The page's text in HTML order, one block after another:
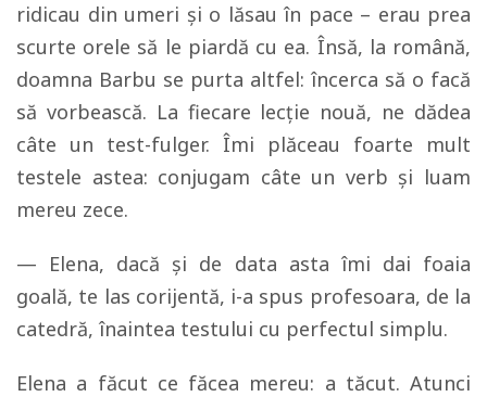
ridicau din umeri şi o lăsau în pace – erau prea
scurte orele să le piardă cu ea. Însă, la română,
doamna Barbu se purta altfel: încerca să o facă
să vorbească. La fiecare lecţie nouă, ne dădea
câte un test-fulger. Îmi plăceau foarte mult
testele astea: conjugam câte un verb şi luam
mereu zece.
— Elena, dacă şi de data asta îmi dai foaia
goală, te las corijentă, i-a spus profesoara, de la
catedră, înaintea testului cu perfectul simplu.
Elena a făcut ce făcea mereu: a tăcut. Atunci